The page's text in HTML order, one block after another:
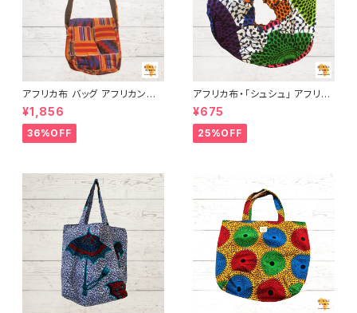
アフリカ布 バッグ アフリカンプ
リント パーニュ カンガ キテンゲ
トートバッグ エコバッグ ギニア
フェアトレード INUWALIAFRIC
A 224
¥1,856
36%OFF
アフリカ布・「シュシュ」 アフリカ
ンプリント パーニュ カンガ キテ
ンゲ トートバッグ エコバッグ ギ
ニア フェアトレード INUWALIA
FRICA
¥675
25%OFF